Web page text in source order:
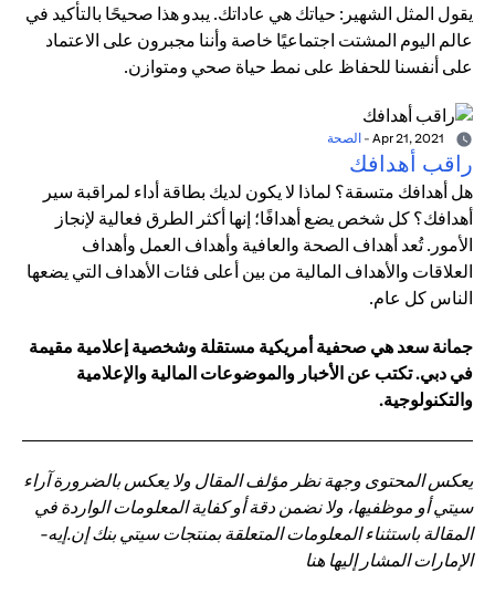
يقول المثل الشهير: حياتك هي عاداتك. يبدو هذا صحيحًا بالتأكيد في
عالم اليوم المشتت اجتماعيًا خاصة وأننا مجبرون على الاعتماد
على أنفسنا للحفاظ على نمط حياة صحي ومتوازن.
- الصحة
راقب أهدافك
هل أهدافك متسقة؟ لماذا لا يكون لديك بطاقة أداء لمراقبة سير
أهدافك؟ كل شخص يضع أهدافًا؛ إنها أكثر الطرق فعالية لإنجاز
الأمور. تُعد أهداف الصحة والعافية وأهداف العمل وأهداف
العلاقات والأهداف المالية من بين أعلى فئات الأهداف التي يضعها
الناس كل عام.
جمانة سعد هي صحفية أمريكية مستقلة وشخصية إعلامية مقيمة
في دبي. تكتب عن الأخبار والموضوعات المالية والإعلامية
والتكنولوجية.
يعكس المحتوى وجهة نظر مؤلف المقال ولا يعكس بالضرورة آراء
سيتي أو موظفيها، ولا نضمن دقة أو كفاية المعلومات الواردة في
المقالة باستثناء المعلومات المتعلقة بمنتجات سيتي بنك إن.إيه-
الإمارات المشار إليها هنا